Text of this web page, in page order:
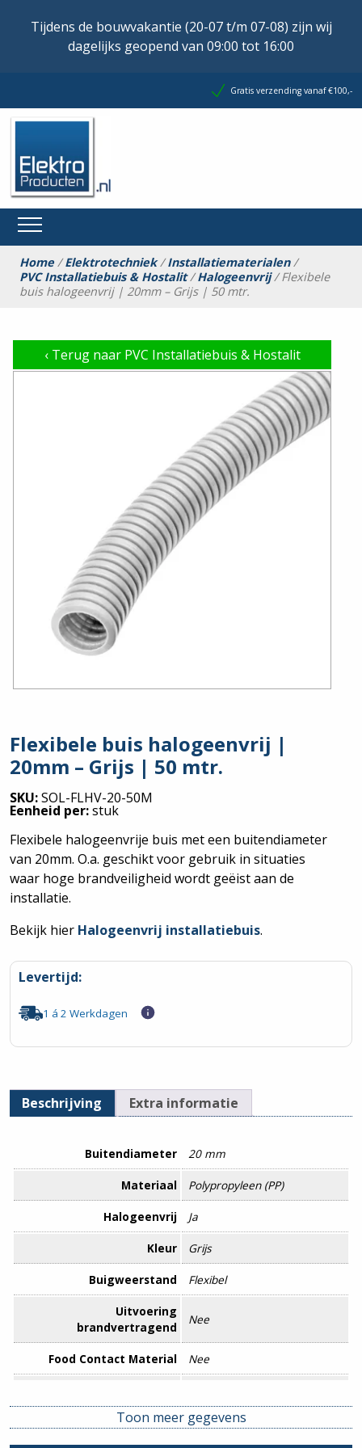
Tijdens de bouwvakantie (20-07 t/m 07-08) zijn wij
dagelijks geopend van 09:00 tot 16:00
Gratis verzending vanaf €100,-
Home/Elektrotechniek/Installatiematerialen/
PVC Installatiebuis & Hostalit/Halogeenvrij/ Flexibele
buis halogeenvrij | 20mm – Grijs | 50 mtr.
‹Terug naar PVC Installatiebuis & Hostalit
Flexibele buis halogeenvrij |
20mm – Grijs | 50 mtr.
SKU:SOL-FLHV-20-50M
Eenheid per:stuk
Flexibele halogeenvrije buis met een buitendiameter
van 20mm. O.a. geschikt voor gebruik in situaties
waar hoge brandveiligheid wordt geëist aan de
installatie.
Bekijk hier Halogeenvrij installatiebuis.
Levertijd:
1 á 2 Werkdagen
Beschrijving Extra informatie
Buitendiameter 20 mm
Materiaal Polypropyleen (PP)
Halogeenvrij Ja
Kleur Grijs
Buigweerstand Flexibel
Uitvoering
brandvertragend
Nee
Food Contact Material Nee
Toon meer gegevens